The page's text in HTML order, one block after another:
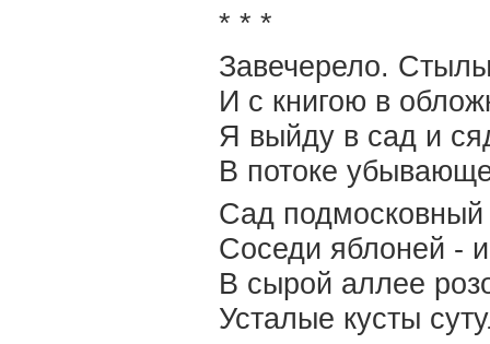
* * *
Завечерело.
И с книгою в
Я выйду в сад и
В потоке
Сад подмосковный
Соседи яблоней -
В сырой аллее
Усталые кусты